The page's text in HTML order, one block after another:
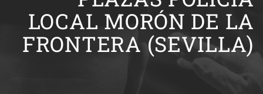
LOCAL MORÓN DE LA
FRONTERA (SEVILLA)